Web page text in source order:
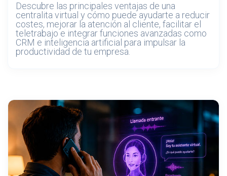
Descubre las principales ventajas de una
centralita virtual y cómo puede ayudarte a reducir
costes, mejorar la atención al cliente, facilitar el
teletrabajo e integrar funciones avanzadas como
CRM e inteligencia artificial para impulsar la
productividad de tu empresa.